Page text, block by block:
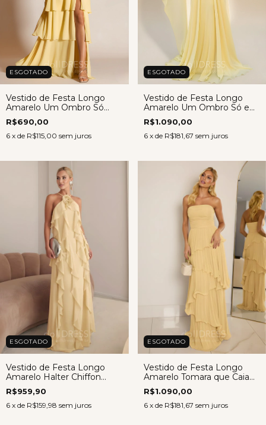
ESGOTADO
Vestido de Festa Longo
Amarelo Um Ombro Só
Crepe Musseline – Diana
R$690,00
6 x de R$115,00 sem juros
ESGOTADO
Vestido de Festa Longo
Amarelo Um Ombro Só em
Crepe Museline – Regina
R$1.090,00
6 x de R$181,67 sem juros
ESGOTADO
Vestido de Festa Longo
Amarelo Halter Chiffon
Babados – Ana
R$959,90
6 x de R$159,98 sem juros
ESGOTADO
Vestido de Festa Longo
Amarelo Tomara que Caia
Chiffon Plissado – Lorena
R$1.090,00
6 x de R$181,67 sem juros